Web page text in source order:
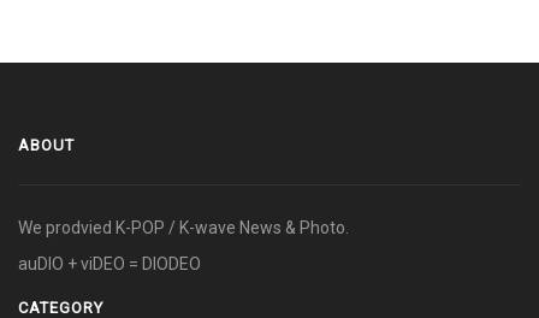
ABOUT
We prodvied K-POP / K-wave News & Photo.
auDIO + viDEO = DIODEO
CATEGORY